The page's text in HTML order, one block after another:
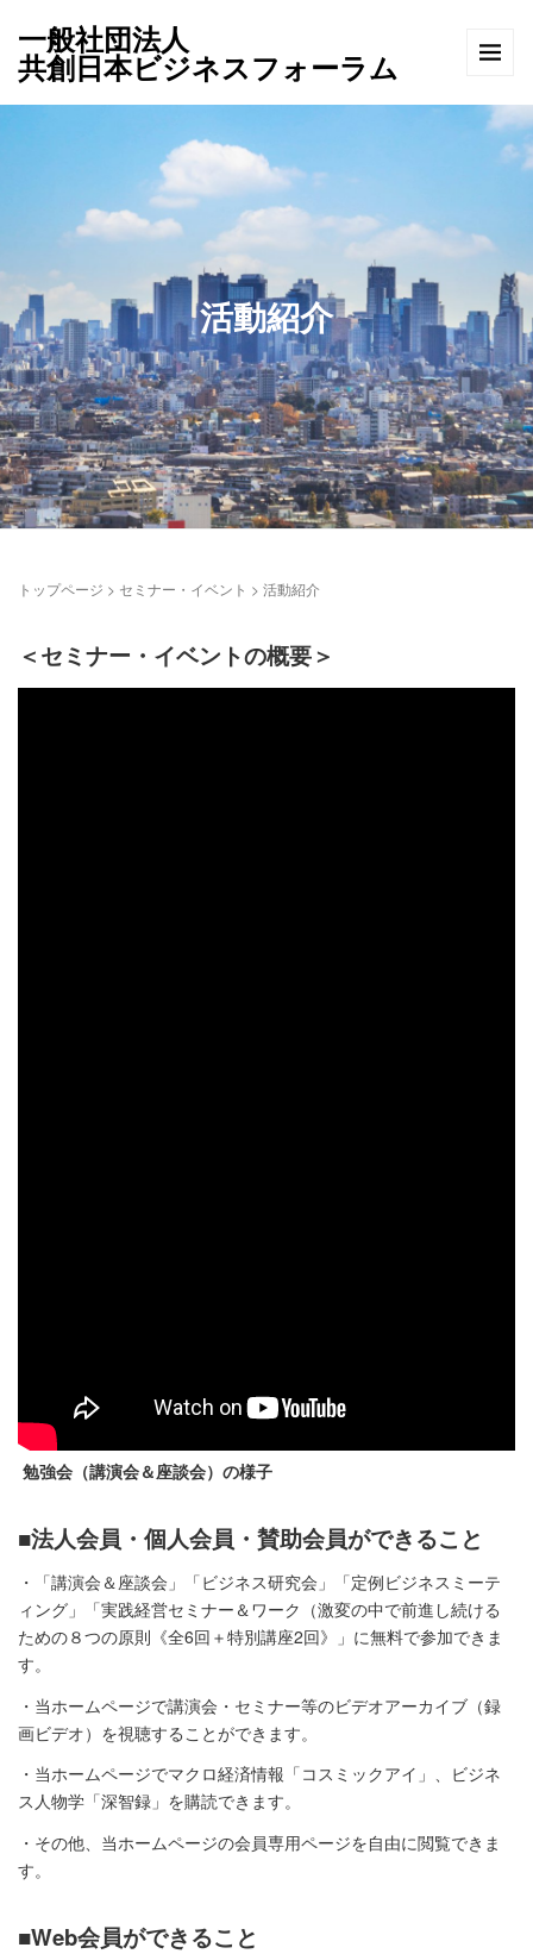
一般社団法人
共創日本ビジネスフォーラム
活動紹介
トップページ > セミナー・イベント > 活動紹介
＜セミナー・イベントの概要＞
勉強会（講演会＆座談会）の様子
■法人会員・個人会員・賛助会員ができること
・「講演会＆座談会」「ビジネス研究会」「定例ビジネスミーテ
ィング」「実践経営セミナー＆ワーク（激変の中で前進し続ける
ための８つの原則《全6回＋特別講座2回》」に無料で参加できま
す。
・当ホームページで講演会・セミナー等のビデオアーカイブ（録
画ビデオ）を視聴することができます。
・当ホームページでマクロ経済情報「コスミックアイ」、ビジネ
ス人物学「深智録」を購読できます。
・その他、当ホームページの会員専用ページを自由に閲覧できま
す。
■Web会員ができること